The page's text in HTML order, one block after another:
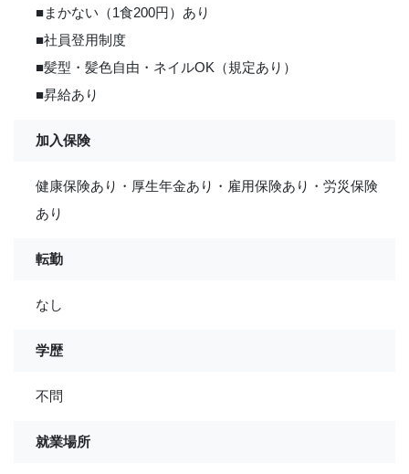
■まかない（1食200円）あり
■社員登用制度
■髪型・髪色自由・ネイルOK（規定あり）
■昇給あり
加入保険
健康保険あり・厚生年金あり・雇用保険あり・労災保険
あり
転勤
なし
学歴
不問
就業場所